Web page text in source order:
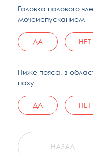
Головка полового
мочеиспусканием
ДА НЕТ
Ниже пояса, в
паху
ДА НЕТ
НАЗАД